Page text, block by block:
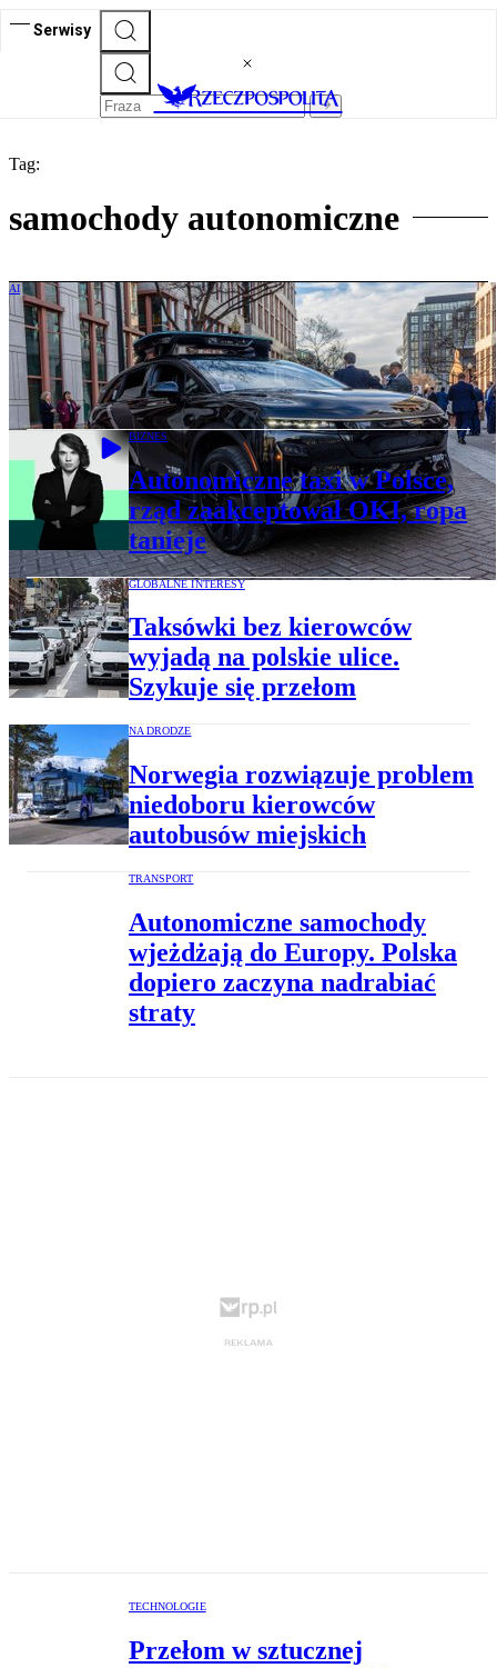
Serwisy
Tag:
samochody autonomiczne
AI
Twórca Ubera wraca do gry. Giganci
technologiczni szykują ofensywę AI na
drogach
BIZNES
Autonomiczne taxi w Polsce,
rząd zaakceptował OKI, ropa
tanieje
GLOBALNE INTERESY
Taksówki bez kierowców
wyjadą na polskie ulice.
Szykuje się przełom
NA DRODZE
Norwegia rozwiązuje problem
niedoboru kierowców
autobusów miejskich
TRANSPORT
Autonomiczne samochody
wjeżdżają do Europy. Polska
dopiero zaczyna nadrabiać
straty
TECHNOLOGIE
Przełom w sztucznej